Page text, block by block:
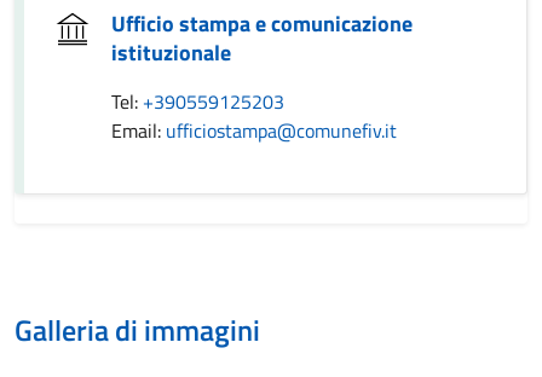
Ufficio stampa e comunicazione
istituzionale
Tel: +390559125203
Email: ufficiostampa@comunefiv.it
Galleria di immagini